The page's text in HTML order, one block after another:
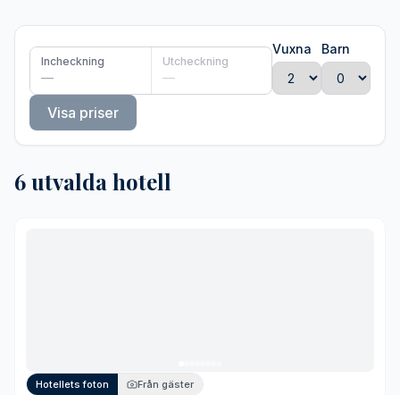
Incheckning
—
Utcheckning
—
Vuxna Barn
Visa priser
6 utvalda hotell
Hotellets foton Från gäster